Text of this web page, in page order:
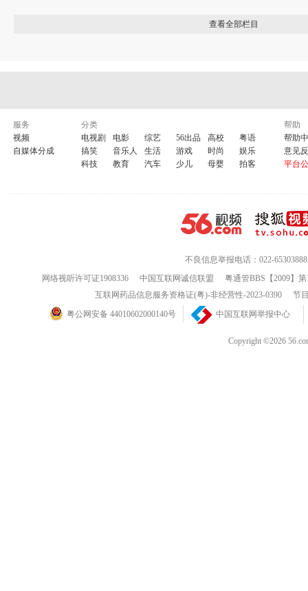
查看全部栏目
服务
视频
自媒体分成
分类
电视剧
电影 综艺 56出品 高校
粤语
搞笑
音乐人 生活 游戏 时尚
娱乐
科技
教育 汽车 少儿 母婴 拍客
帮助
帮助
意见
平台
不良信息举报电话：022-65303888
网络视听许可证1908336
中国互联网诚信联盟
粤通管BBS【2009】
互联网药品信息服务资格证(粤)-非经营性-2023-0390
节
粤公网安备 44010602000140号
中国互联网举报中心
Copyright ©2026